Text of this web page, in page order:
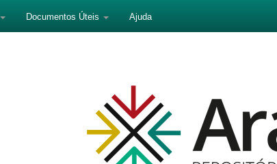
Documentos Úteis Ajuda